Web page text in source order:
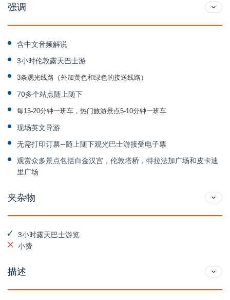
强调
含中文音频解说
3小时伦敦露天巴士游
3条观光线路（外加黄色和绿色的接送线路）
70多个站点随上随下
每15-20分钟一班车，热门旅游景点5-10分钟一班车
现场英文导游
无需打印订票—随上随下观光巴士游接受电子票
观赏众多景点包括白金汉宫，伦敦塔桥，特拉法加广场和皮卡迪
里广场
夹杂物
3小时露天巴士游览
小费
描述